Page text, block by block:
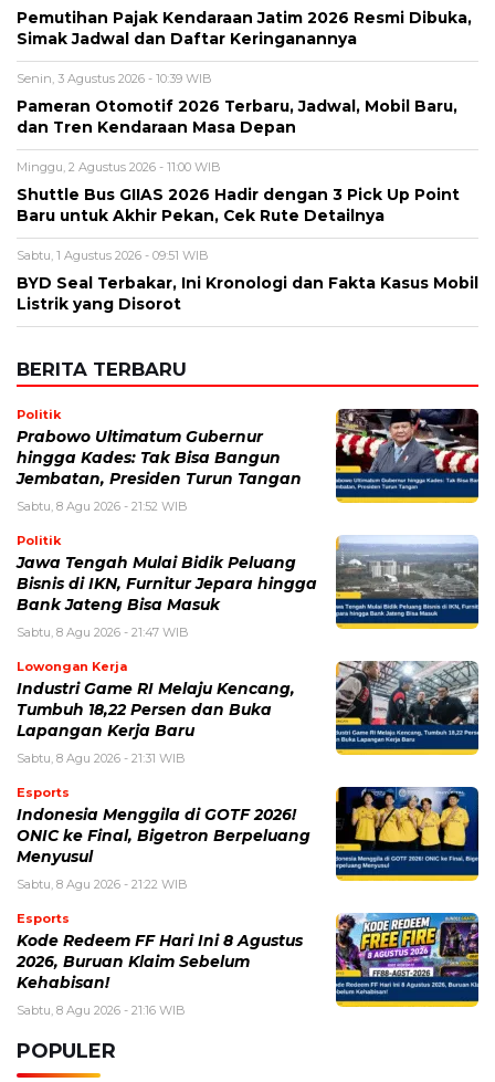
Pemutihan Pajak Kendaraan Jatim 2026 Resmi Dibuka,
Simak Jadwal dan Daftar Keringanannya
Senin, 3 Agustus 2026 - 10:39 WIB
Pameran Otomotif 2026 Terbaru, Jadwal, Mobil Baru,
dan Tren Kendaraan Masa Depan
Minggu, 2 Agustus 2026 - 11:00 WIB
Shuttle Bus GIIAS 2026 Hadir dengan 3 Pick Up Point
Baru untuk Akhir Pekan, Cek Rute Detailnya
Sabtu, 1 Agustus 2026 - 09:51 WIB
BYD Seal Terbakar, Ini Kronologi dan Fakta Kasus Mobil
Listrik yang Disorot
BERITA TERBARU
Politik
Prabowo Ultimatum Gubernur
hingga Kades: Tak Bisa Bangun
Jembatan, Presiden Turun Tangan
Sabtu, 8 Agu 2026 - 21:52 WIB
Politik
Jawa Tengah Mulai Bidik Peluang
Bisnis di IKN, Furnitur Jepara hingga
Bank Jateng Bisa Masuk
Sabtu, 8 Agu 2026 - 21:47 WIB
Lowongan Kerja
Industri Game RI Melaju Kencang,
Tumbuh 18,22 Persen dan Buka
Lapangan Kerja Baru
Sabtu, 8 Agu 2026 - 21:31 WIB
Esports
Indonesia Menggila di GOTF 2026!
ONIC ke Final, Bigetron Berpeluang
Menyusul
Sabtu, 8 Agu 2026 - 21:22 WIB
Esports
Kode Redeem FF Hari Ini 8 Agustus
2026, Buruan Klaim Sebelum
Kehabisan!
Sabtu, 8 Agu 2026 - 21:16 WIB
POPULER